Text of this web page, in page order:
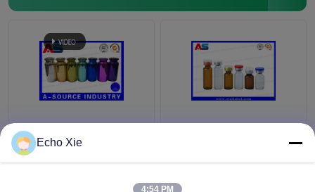
Kolorowe małe szklane
Butelki Butelki
Tłoczone, 10ml
przechowywania olejów
10 ml
Echo Xie
4:54 PM